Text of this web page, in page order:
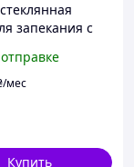
запекания с
посуда
/мес
Купить